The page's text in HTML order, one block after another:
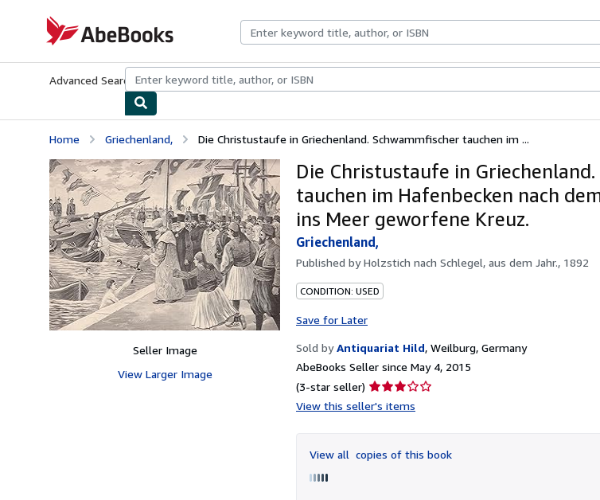
AbeBooks.com
Advanced Search Browse CollectionsRare BooksArt & Collectibles
Home Griechenland, Die Christustaufe in Griechenland. Schwammfischer tauchen im ...
Seller Image
View Larger Image
Die Christustaufe in
tauchen im Hafenbecken nach
ins Meer geworfene Kreuz.
Griechenland,
Published byHolzstich nach Schlegel, aus dem Jahr., 1892
CONDITION: USED
Save for Later
Sold by Antiquariat Hild, Weilburg, Germany
AbeBooks Seller since May 4, 2015
(3-star seller) Seller
rating
of
5
View this seller's items
View all copies of this book